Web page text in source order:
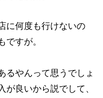
に何度も行けないの
ですが。
るやんって思うでしょ
が良いから説でして、